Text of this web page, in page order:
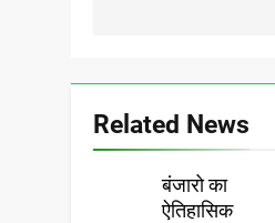
Related News
बंजारो का
ऐतिहासिक